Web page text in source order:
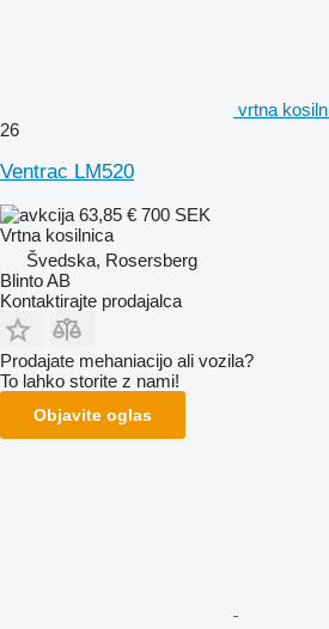
vrtna
26
Ventrac LM520
63,85 € 700 SEK
Vrtna kosilnica
Švedska, Rosersberg
Blinto AB
Kontaktirajte prodajalca
Prodajate mehaniacijo ali vozila?
To lahko storite z nami!
Objavite oglas